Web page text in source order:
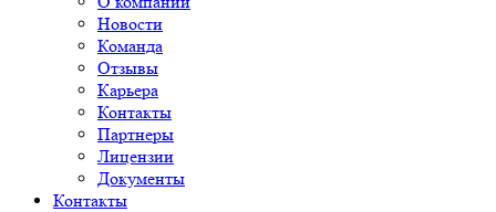
Новости
Команда
Отзывы
Карьера
Контакты
Партнеры
Лицензии
Документы
Контакты